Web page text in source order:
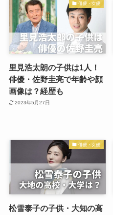
俳優・女優
里見浩太朗の子供は1人！
俳優・佐野圭亮で年齢や顔
画像は？経歴も
2023年5月27日
俳優・女優
松雪泰子の子供・大知の高